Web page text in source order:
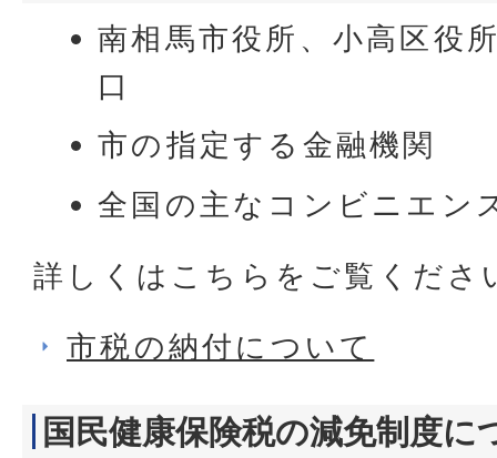
南相馬市役所、小高区役
口
市の指定する金融機関
全国の主なコンビニエン
詳しくはこちらをご覧くだ
市税の納付について
国民健康保険税の減免制度に